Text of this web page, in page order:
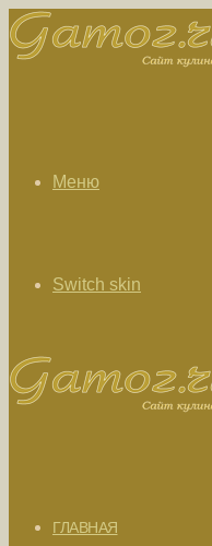
Меню
Switch skin
ГЛАВНАЯ